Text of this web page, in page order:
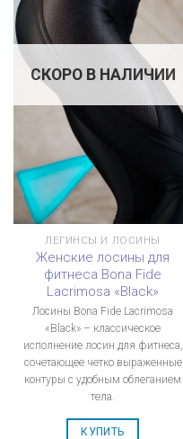
СКОРО В НАЛИЧИИ
ЛЕГИНСЫ И ЛОСИНЫ
Женские лосины для
фитнеса Bona Fide
Lacrimosa «Black»
Лосины Bona Fide Lacrimosa
«Black» – классическое
исполнение лосин для фитнеса,
сочетающее четко выраженные
контуры с удобным облеганием
тела.
КУПИТЬ